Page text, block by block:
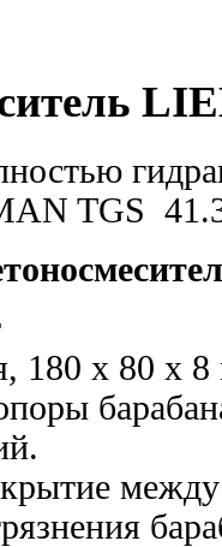
TGS
180 x 80 x 8